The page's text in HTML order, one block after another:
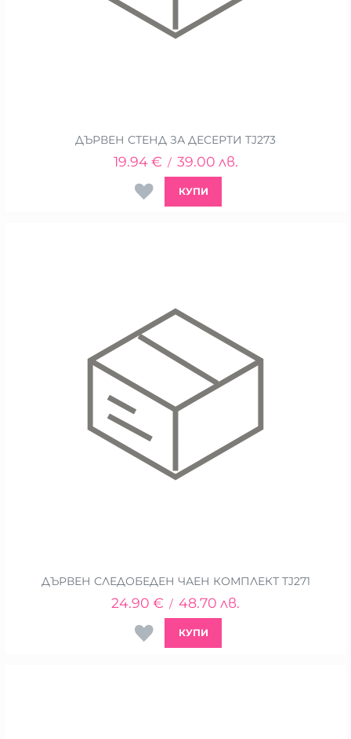
ДЪРВЕН СТЕНД ЗА ДЕСЕРТИ TJ273
19.94 € / 39.00 лв.
КУПИ
ДЪРВЕН СЛЕДОБЕДЕН ЧАЕН КОМПЛЕКТ TJ271
24.90 € / 48.70 лв.
КУПИ